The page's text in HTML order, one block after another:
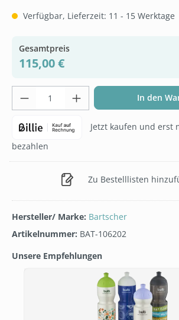
Verfügbar, Lieferzeit: 11 - 15 Werktage
Gesamtpreis
115,00 €
Produkt Anzahl: Gib den
In den
Jetzt kaufen und erst
bezahlen
Zu Bestelllisten
Hersteller/ Marke: Bartscher
Artikelnummer: BAT-106202
Unsere Empfehlungen
Produktgalerie überspringen